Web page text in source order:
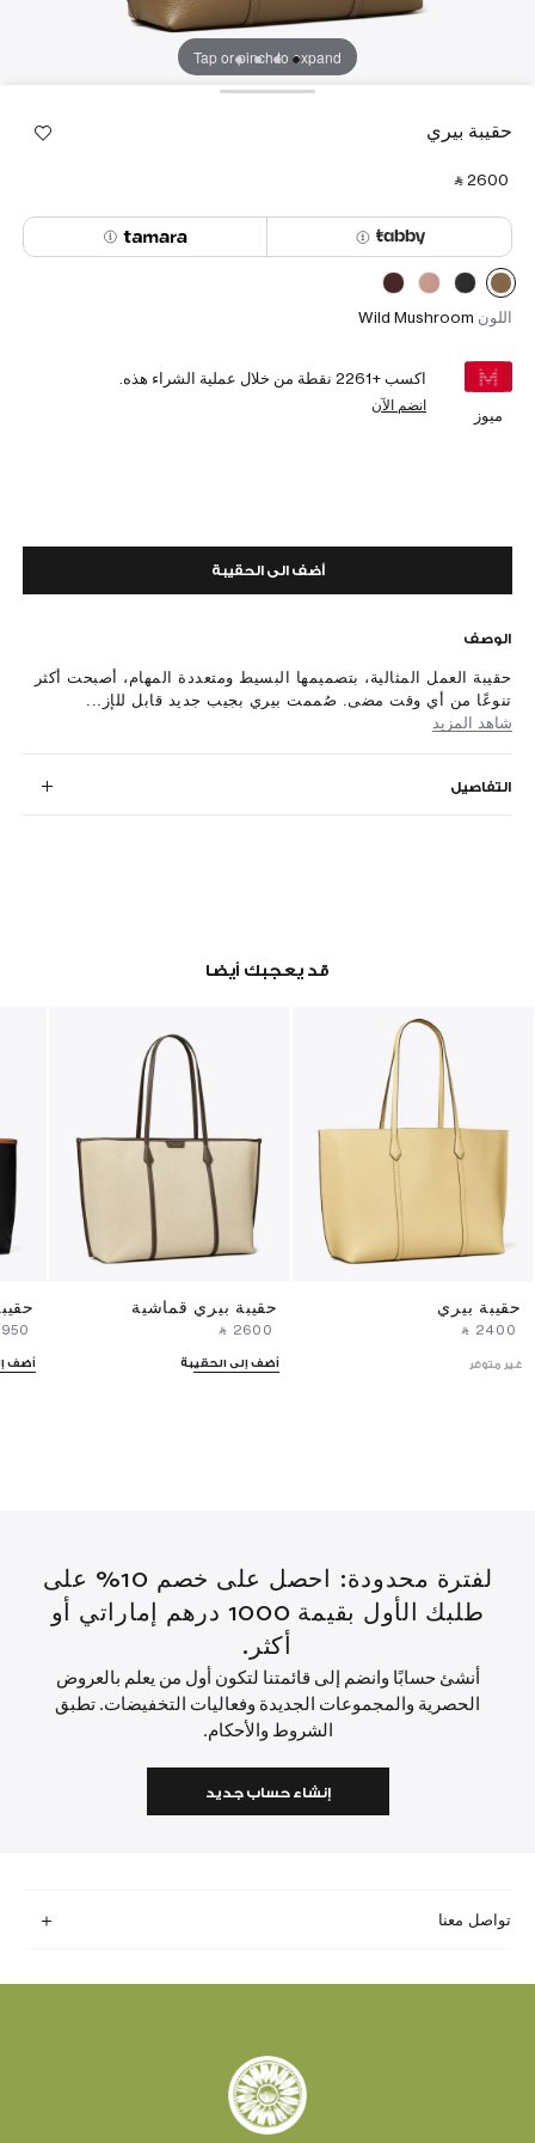
Tap or pinch to expand
حقيبة بيري
‎ ⃁ ⁦2600⁩ ‎
اللون Wild Mushroom
ميوز
اكسب +2261 نقطة من خلال عملية الشراء هذه.
انضم الآن
أضف الى الحقيبة
الوصف
حقيبة العمل المثالية، بتصميمها البسيط ومتعددة المهام، أصبحت أكثر
تنوعًا من أي وقت مضى. صُممت بيري بجيب جديد قابل للإز...
شاهد المزيد
التفاصيل
قد يعجبك أيضا
حقيبة بيري
‎ ⃁ ⁦2400⁩ ‎
غير متوفر
حقيبة بيري قماشية
‎ ⃁ ⁦2600⁩ ‎
أضف إلى الحقيبة أضف
لفترة محدودة: احصل على خصم 10% على
طلبك الأول بقيمة 1000 درهم إماراتي أو
أكثر.
أنشئ حسابًا وانضم إلى قائمتنا لتكون أول من يعلم بالعروض
الحصرية والمجموعات الجديدة وفعاليات التخفيضات. تطبق
الشروط والأحكام.
إنشاء حساب جديد
تواصل معنا